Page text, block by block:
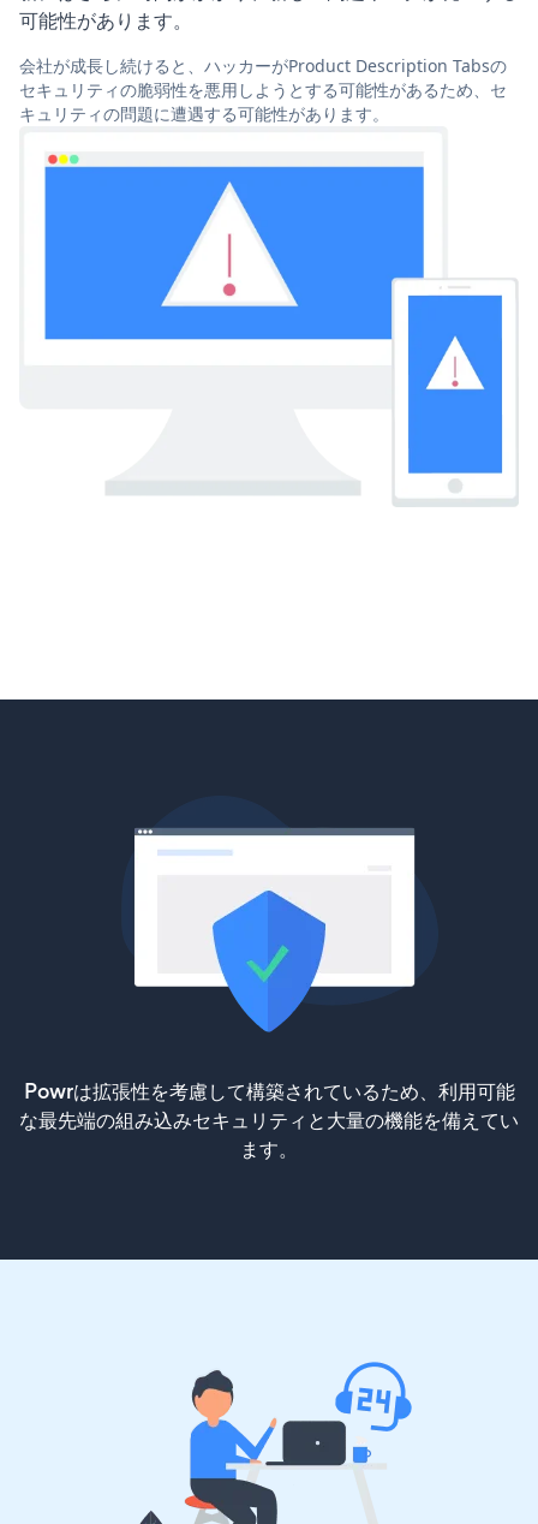
可能性があります。
会社が成長し続けると、ハッカーがProduct Description Tabsの
セキュリティの脆弱性を悪用しようとする可能性があるため、セ
キュリティの問題に遭遇する可能性があります。
Powrは拡張性を考慮して構築されているため、利用可能
な最先端の組み込みセキュリティと大量の機能を備えてい
ます。